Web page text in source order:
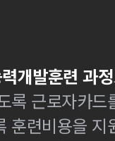
개발훈련 과정
록 근로자카
훈련비용을 지